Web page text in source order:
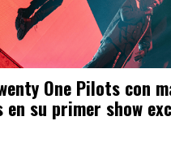
One Pilots con
su primer show